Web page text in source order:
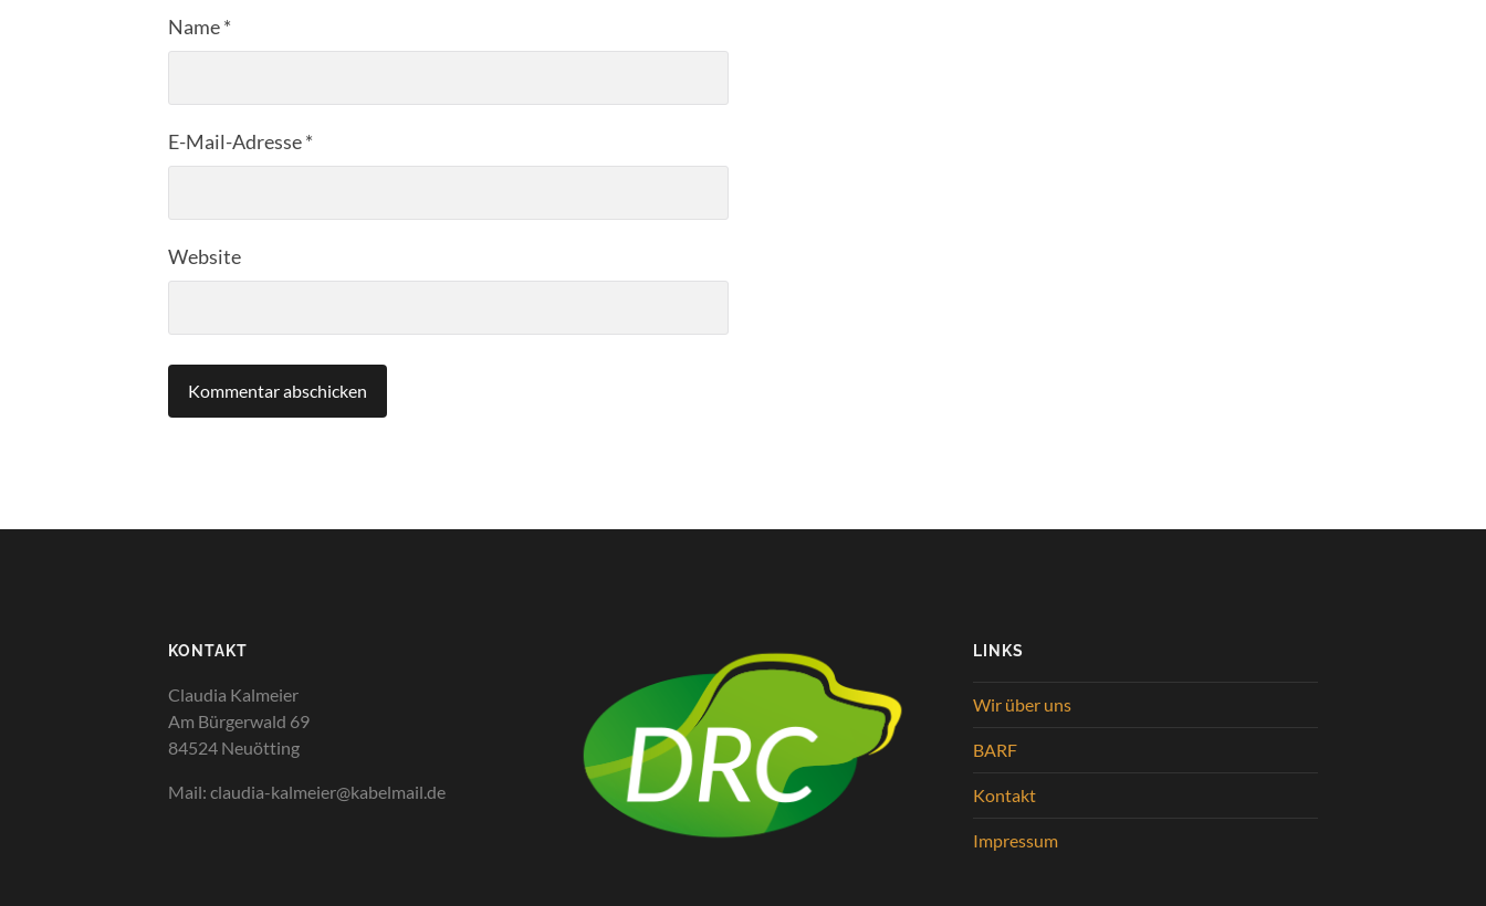
Name*
E-Mail-Adresse*
Website
KONTAKT
Claudia Kalmeier
Am Bürgerwald 69
84524 Neuötting
Mail: claudia-kalmeier@kabelmail.de
LINKS
Wir über uns
BARF
Kontakt
Impressum